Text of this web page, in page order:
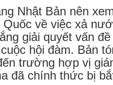
Nhật Bản nên
Quốc về việc xả
giải quyết vấn
hội đàm. Bản
trường hợp vị
đã chính thức bị